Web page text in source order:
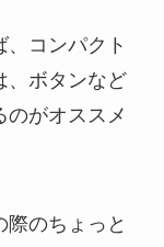
コンパクト
、ボタンなど
のがオススメ
のちょっと